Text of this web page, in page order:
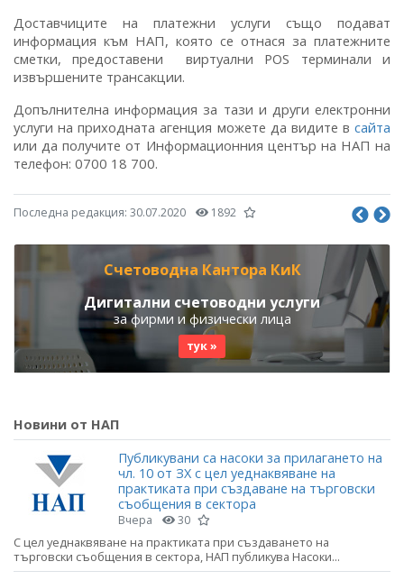
Доставчиците на платежни услуги също подават
информация към НАП, която се отнася за платежните
сметки, предоставени виртуални POS терминали и
извършените трансакции.
Допълнителна информация за тази и други електронни
услуги на приходната агенция можете да видите в сайта
или да получите от Информационния център на НАП на
телефон: 0700 18 700.
Последна редакция: 30.07.2020 1892
Счетоводна Кантора КиК
Дигитални счетоводни услуги
за фирми и физически лица
тук »
Новини от НАП
Публикувани са насоки за прилагането на
чл. 10 от ЗХ с цел уеднаквяване на
практиката при създаване на търговски
съобщения в сектора
Вчера 30
С цел уеднаквяване на практиката при създаването на
търговски съобщения в сектора, НАП публикува Насоки...